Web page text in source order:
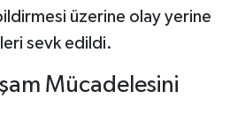
üzerine olay yerine
sevk edildi.
Mücadelesini